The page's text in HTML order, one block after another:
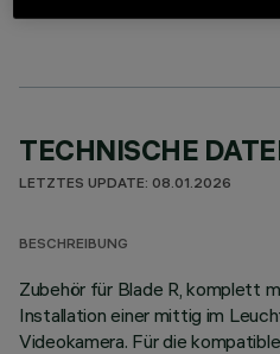
TECHNISCHE
LETZTES UPDATE: 08.01.2026
BESCHREIBUNG
Zubehör für Blade R, komplett
Installation einer mittig im
Videokamera. Für die